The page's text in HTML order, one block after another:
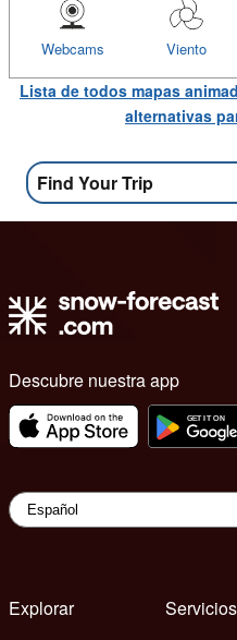
Viento
Webcams
Lista de todos mapas
alternativas
Find Your Trip
Descubre nuestra app
Explorar
Servicios